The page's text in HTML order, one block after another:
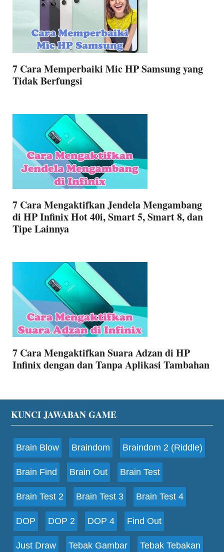
7 Cara Memperbaiki Mic HP Samsung yang
Tidak Berfungsi
7 Cara Mengaktifkan Jendela Mengambang
di HP Infinix Hot 40i, Smart 5, Smart 8, dan
Tipe Lainnya
7 Cara Mengaktifkan Suara Adzan di HP
Infinix dengan dan Tanpa Aplikasi Tambahan
Footer
KUNCI JAWABAN GAME
Brain Blow Braindom Braindom 2 (Riddle)
Brain Find Brain Out Brain Test
Brain Test 2 Brain Test 3 Brain Test 4
DOP DOP 2 DOP 4 Find Out
Just Draw Tebak Gambar Tebak Tebakan